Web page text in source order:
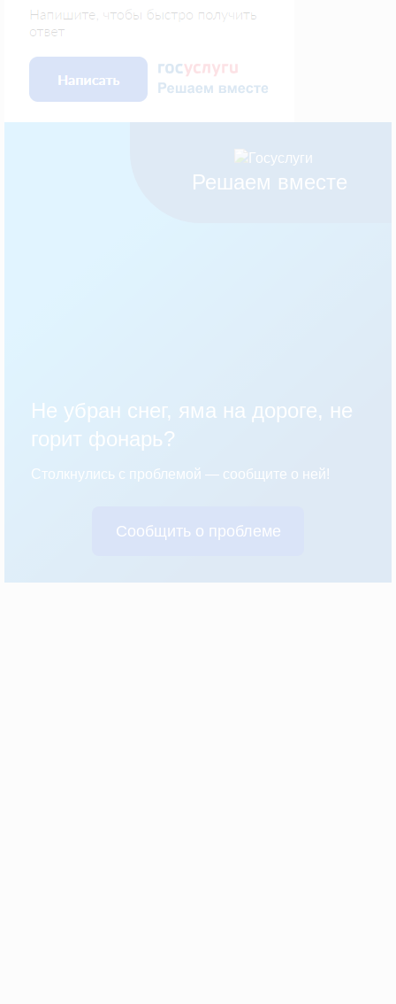
Решаем вместе
Не убран снег, яма на дороге, не
горит фонарь?
Столкнулись с проблемой — сообщите о ней!
Сообщить о проблеме